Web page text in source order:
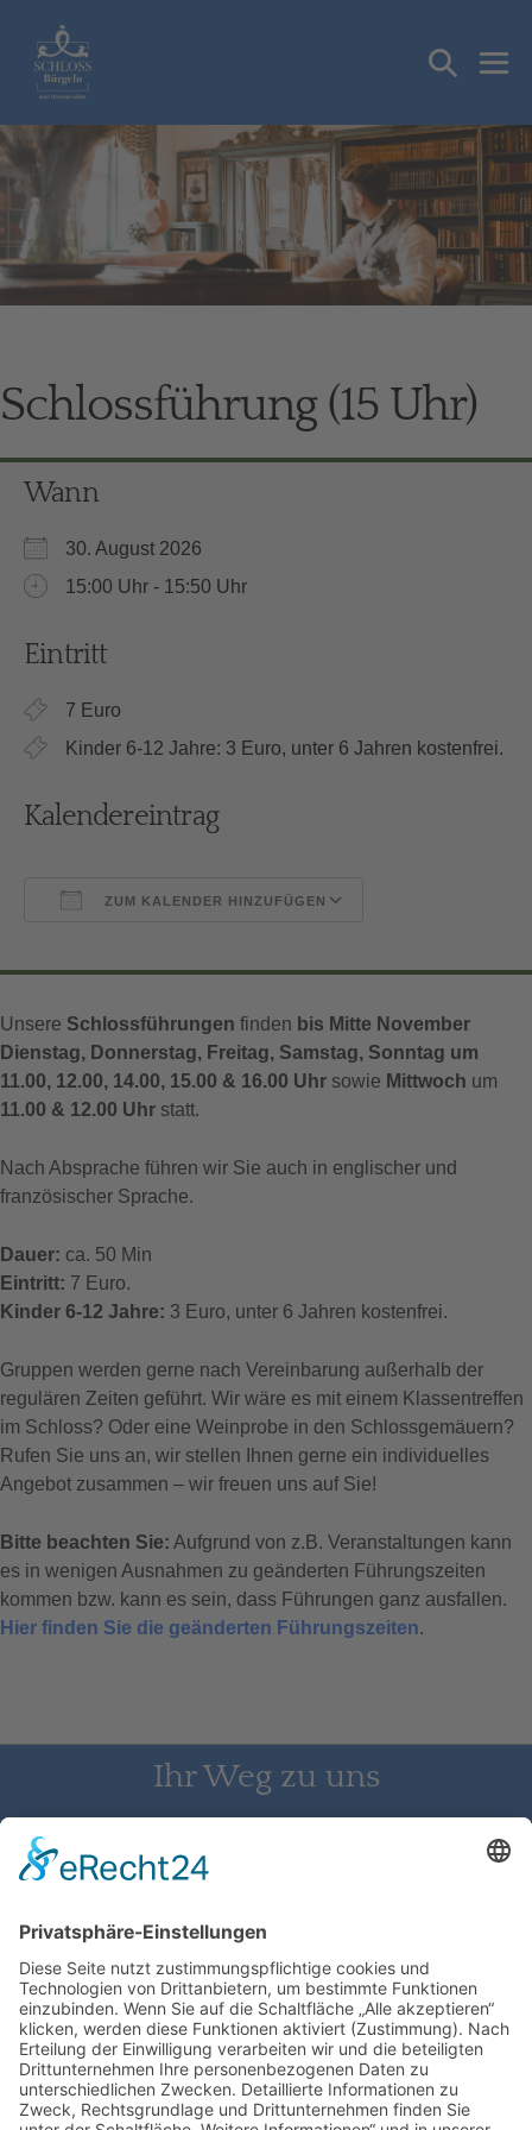
Inhalt
springen
Suche-
Schlossführung (15 Uhr)
Wann
30. August 2026
15:00 Uhr - 15:50 Uhr
Eintritt
7 Euro
Kinder 6-12 Jahre: 3 Euro, unter 6 Jahren kostenfrei.
Kalendereintrag
ZUM KALENDER HINZUFÜGEN
Unsere Schlossführungen finden bis Mitte November
Dienstag, Donnerstag, Freitag, Samstag, Sonntag um
11.00, 12.00, 14.00, 15.00 & 16.00 Uhr sowie Mittwoch um
11.00 & 12.00 Uhr statt.
Nach Absprache führen wir Sie auch in englischer und
französischer Sprache.
Dauer: ca. 50 Min
Eintritt: 7 Euro.
Kinder 6-12 Jahre: 3 Euro, unter 6 Jahren kostenfrei.
Gruppen werden gerne nach Vereinbarung außerhalb der
regulären Zeiten geführt. Wir wäre es mit einem Klassentreffen
im Schloss? Oder eine Weinprobe in den Schlossgemäuern?
Rufen Sie uns an, wir stellen Ihnen gerne ein individuelles
Angebot zusammen – wir freuen uns auf Sie!
Bitte beachten Sie: Aufgrund von z.B. Veranstaltungen kann
es in wenigen Ausnahmen zu geänderten Führungszeiten
kommen bzw. kann es sein, dass Führungen ganz ausfallen.
Hier finden Sie die geänderten Führungszeiten.
Ihr Weg zu uns
Schloss Bürgeln, 79418 Schliengen | Telefon: 07626/237 | E-
Mail: direktion@schlossbuergeln.de
Wir benötigen Ihre Zustimmung, um
den Google Maps-Service zu laden!
Wir verwenden einen Service eines
Drittanbieters, um Karteninhalte einzubetten.
Dieser Service kann Daten zu Ihren Aktivitäten
sammeln. Bitte lesen Sie die Details durch und